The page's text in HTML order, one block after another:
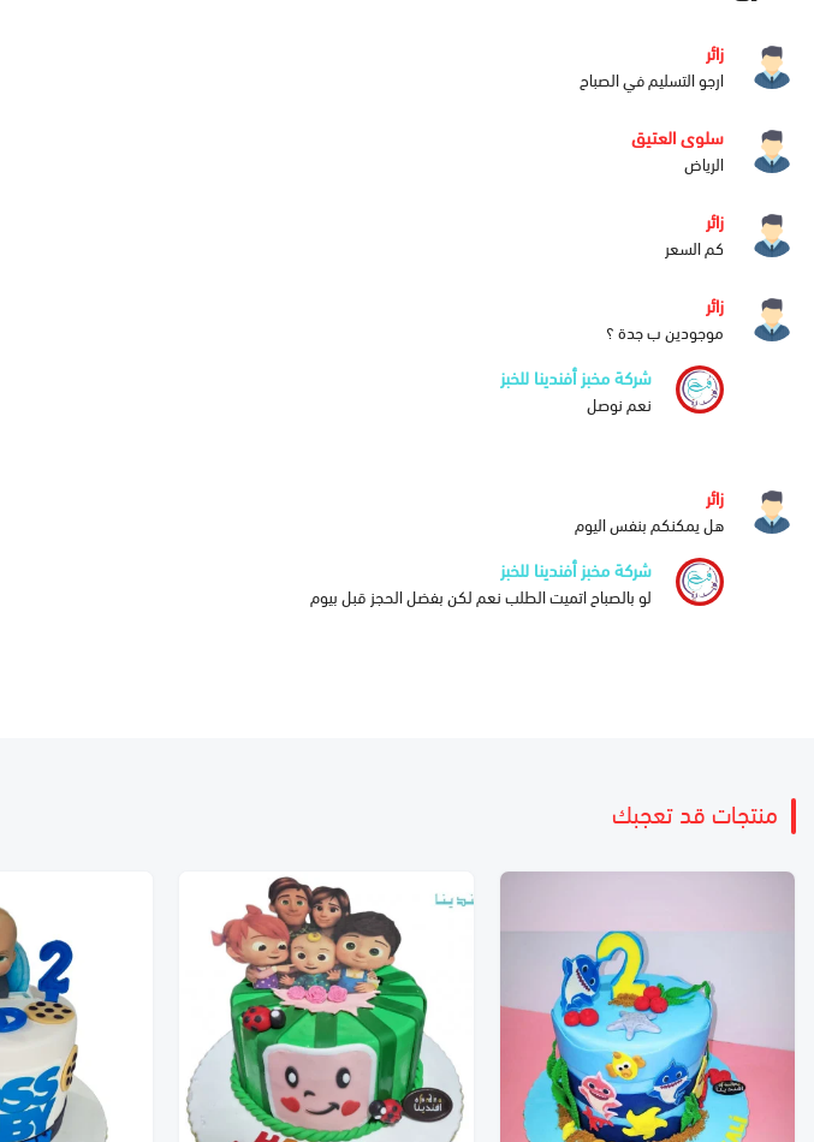
زائر
ارجو التسليم في الصباح
سلوى العتيق
الرياض
زائر
كم السعر
زائر
موجودين ب جدة ؟
شركة مخبز أفندينا للخبز
نعم نوصل
زائر
هل يمكنكم بنفس اليوم
شركة مخبز أفندينا للخبز
لو بالصباح اتميت الطلب نعم لكن بفضل الحجز قبل بيوم
منتجات قد تعجبك